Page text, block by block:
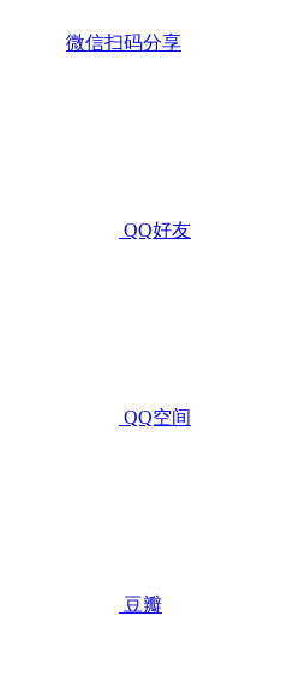
微信扫码分享
QQ好友
QQ空间
豆瓣